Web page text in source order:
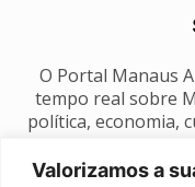
Valorizamos a
O Portal Manaus
tempo real sobre
política, economia,